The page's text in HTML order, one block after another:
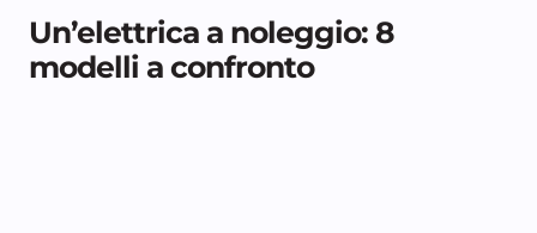
Un’elettrica a noleggio: 8
modelli a confronto